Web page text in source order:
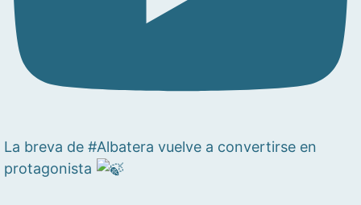
La breva de #Albatera vuelve a convertirse en
protagonista